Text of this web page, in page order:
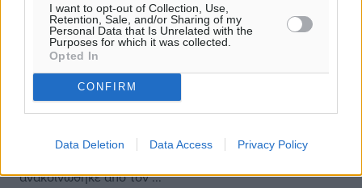
I want to opt-out of Collection, Use,
Retention, Sale, and/or Sharing of my
Personal Data that Is Unrelated with the
Purposes for which it was collected.
Opted In
CONFIRM
Data Deletion Data Access Privacy Policy
Ν.Δ.: Σαφείς ενδείξεις για αθέμιτες
παρεμβάσεις Παπαγγελόπουλου
Εξέτασης θα προτείνει η ΝΔ για τον πρώην αναπληρωτή
ανακοινώθηκε από τον ...